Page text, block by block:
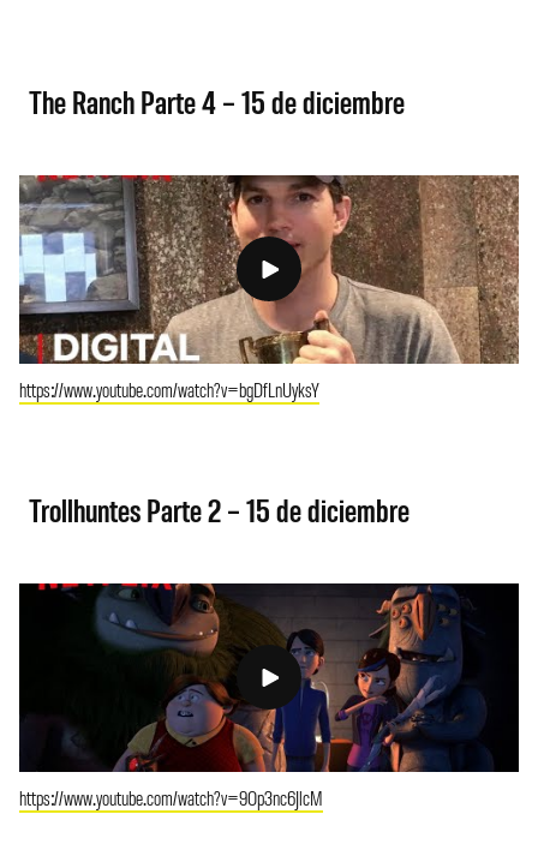
The Ranch Parte 4 – 15 de diciembre
https://www.youtube.com/watch?v=bgDfLnUyksY
Trollhuntes Parte 2 – 15 de diciembre
https://www.youtube.com/watch?v=9Op3nc6JlcM